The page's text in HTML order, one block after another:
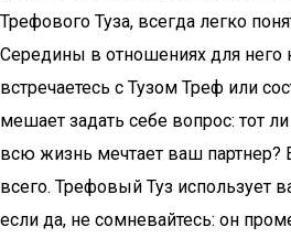
Трефового Туза, всегда легко
Середины в отношениях для него
встречаетесь с Тузом Треф или
мешает задать себе вопрос: тот
всю жизнь мечтает ваш партнер?
всего. Трефовый Туз использует
если да, не сомневайтесь: он